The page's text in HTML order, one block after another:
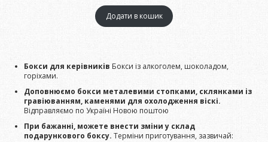
Додати в кошик
Бокси для керівників Бокси із алкоголем, шоколадом,
горіхами.
Доповнюємо бокси металевими стопками, склянками із
гравіюванням, каменями для охолодження віскі.
Відправляємо по Україні Новою поштою
При бажанні, можете внести зміни у склад
подарункового боксу. Терміни приготування, зазвичай: